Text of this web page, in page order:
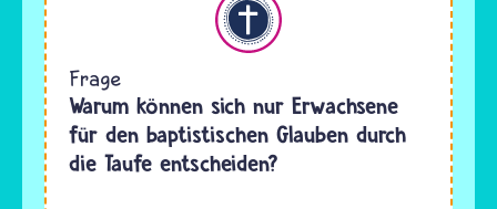
Frage
Warum können sich nur Erwachsene
für den baptistischen Glauben durch
die Taufe entscheiden?